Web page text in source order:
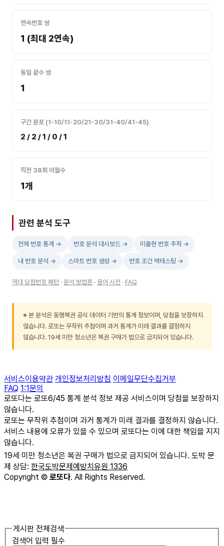
연속번호 쌍
1 (최대 2연속)
동일 끝수 쌍
1
구간 분포 (1-10/11-20/21-30/31-40/41-45)
2 / 2 / 1 / 0 / 1
직전 38회 이월수
1개
관련 분석 도구
전체 번호 통계 → 번호 분석 대시보드 → 미출현 번호 추적 →
내 번호 분석 → 스마트 번호 생성 → 번호 조건 백테스팅 →
역대 당첨번호 패턴 · 분석 방법론 · 용어 사전 · FAQ
※ 본 분석은 동행복권 공식 데이터 기반의 통계 정보이며, 당첨을 보장하지
않습니다. 로또는 무작위 추첨이며 과거 통계가 미래 결과를 결정하지
않습니다. 19세 미만 청소년은 복권 구매가 법으로 금지되어 있습니다.
서비스이용약관 개인정보처리방침 이메일무단수집거부
FAQ 1:1문의
로또다는 로또6/45 통계 분석 정보 제공 서비스이며 당첨을 보장하지
않습니다.
로또는 무작위 추첨이며 과거 통계가 미래 결과를 결정하지 않습니다.
서비스 내용에 오류가 있을 수 있으며 로또다는 이에 대한 책임을 지지
않습니다.
19세 미만 청소년은 복권 구매가 법으로 금지되어 있습니다. 도박 문
제 상담: 한국도박문제예방치유원 1336
Copyright © 로또다. All Rights Reserved.
게시판 전체검색
검색어 입력 필수